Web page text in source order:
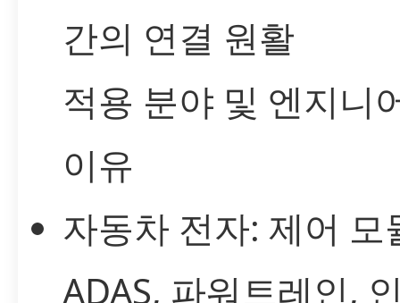
간의 연결 원활
적용 분야 및 엔지니
이유
자동차 전자: 제어 모
ADAS, 파워트레인,